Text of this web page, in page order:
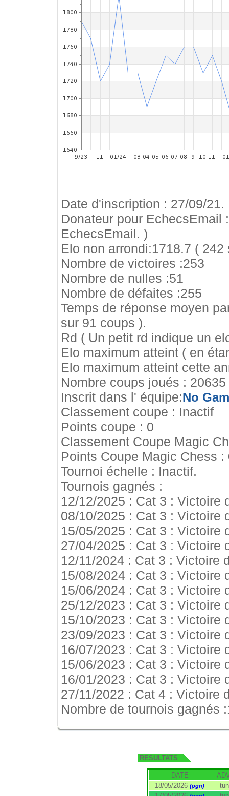
Date d'inscription : 27/09/21.
Donateur pour EchecsEmail
EchecsEmail. )
Elo non arrondi:1718.7 (
Nombre de victoires :253
Nombre de nulles :51
Nombre de défaites :255
Temps de réponse moyen
sur 91 coups ).
Rd ( Un petit rd indique un
Elo maximum atteint ( en
Elo maximum atteint cette
Nombre coups joués : 20635
Inscrit dans l' équipe:No
Classement coupe : Inactif
Points coupe : 0
Classement Coupe Magic
Points Coupe Magic Chess :
Tournoi échelle : Inactif.
Tournois gagnés :
12/12/2025 : Cat 3 : Victoire
08/10/2025 : Cat 3 : Victoire
15/05/2025 : Cat 3 : Victoire
27/04/2025 : Cat 3 : Victoire
12/11/2024 : Cat 3 : Victoire
15/08/2024 : Cat 3 : Victoire
15/06/2024 : Cat 3 : Victoire
25/12/2023 : Cat 3 : Victoire
15/10/2023 : Cat 3 : Victoire
23/09/2023 : Cat 3 : Victoire
16/07/2023 : Cat 3 : Victoire
15/06/2023 : Cat 3 : Victoire
16/01/2023 : Cat 3 : Victoire
27/11/2022 : Cat 4 : Victoire
Nombre de tournois gagnés
RESULTATS
DATE
18/05/2026 (pgn)